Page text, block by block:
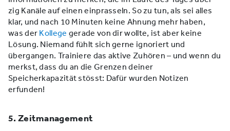
zig Kanäle auf einen einprasseln. So zu tun, als sei alles
klar, und nach 10 Minuten keine Ahnung mehr haben,
was der Kollege gerade von dir wollte, ist aber keine
Lösung. Niemand fühlt sich gerne ignoriert und
übergangen. Trainiere das aktive Zuhören – und wenn du
merkst, dass du an die Grenzen deiner
Speicherkapazität stösst: Dafür wurden Notizen
erfunden!
5. Zeitmanagement